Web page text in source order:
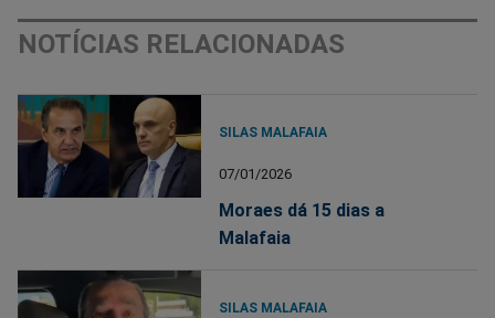
NOTÍCIAS RELACIONADAS
SILAS MALAFAIA
07/01/2026
Moraes dá 15 dias a
Malafaia
SILAS MALAFAIA